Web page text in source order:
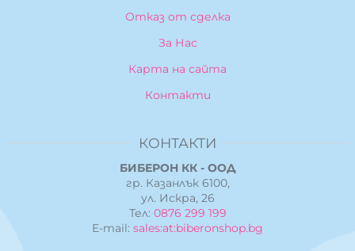
Отказ от сделка
За Нас
Карта на сайта
Контакти
КОНТАКТИ
БИБЕРОН КК - ООД
гр. Казанлък 6100,
ул. Искра, 26
Тел: 0876 299 199
E-mail: sales:at:biberonshop.bg